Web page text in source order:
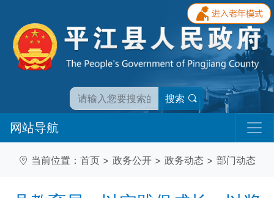
搜索
网站导航
当前位置： 首页 > 政务公开 > 政务动态 > 部门动态